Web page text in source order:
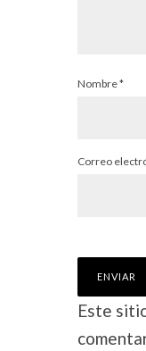
Nombre*
Correo
Este